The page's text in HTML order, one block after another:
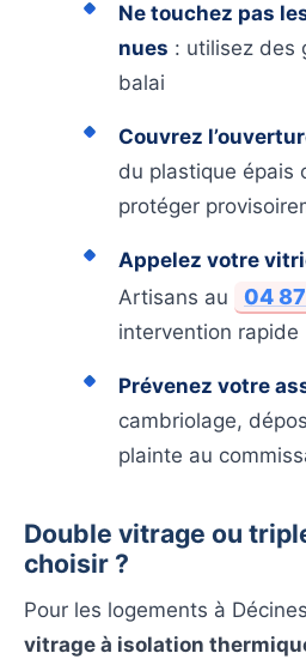
Ne touchez pas
nues : utilisez des
balai
Couvrez
du plastique épais
protéger
Appelez votre
Artisans au
04
intervention rapide
Prévenez votre
cambriolage,
plainte au
Double vitrage ou
choisir ?
Pour les logements à
vitrage à isolation